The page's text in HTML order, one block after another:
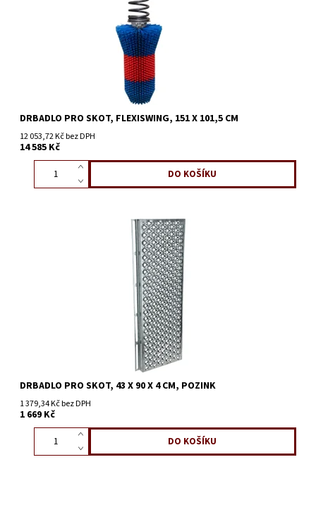
DRBADLO PRO SKOT, FLEXISWING, 151 X 101,5 CM
12 053,72 Kč bez DPH
14 585 Kč
DRBADLO PRO SKOT, 43 X 90 X 4 CM, POZINK
1 379,34 Kč bez DPH
1 669 Kč